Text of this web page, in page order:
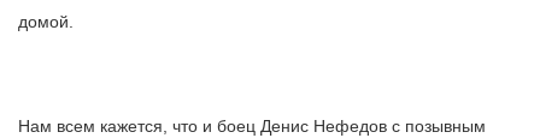
домой.
Нам всем кажется, что и боец Денис Нефедов с позывным